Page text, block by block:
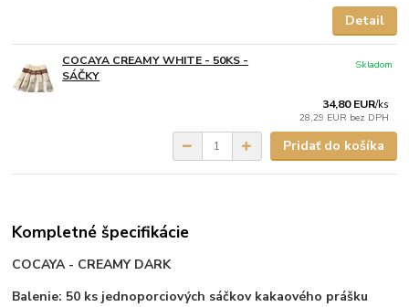
Detail
COCAYA CREAMY WHITE - 50KS -
SÁČKY
34,80 EUR/ks
28,29 EUR bez DPH
Skladom
Pridať do košíka
Kompletné špecifikácie
COCAYA - CREAMY DARK
Balenie: 50 ks jednoporciových sáčkov kakaového prášku